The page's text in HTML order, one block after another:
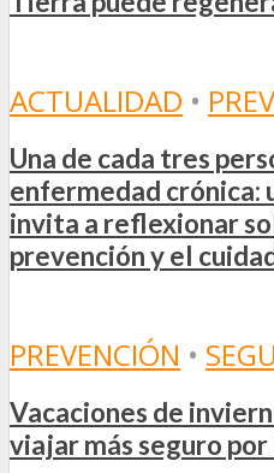
ACTUALIDAD •
Una de cada tres
enfermedad crónica:
invita a reflexionar
prevención y el
PREVENCIÓN •
Vacaciones de
viajar más seguro